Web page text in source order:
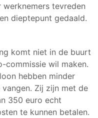
tevreden
dieptepunt gedaald.
komt niet in de buurt
commissie wil maken.
hebben minder
Zij zijn met de
350 euro echt
te kunnen betalen.